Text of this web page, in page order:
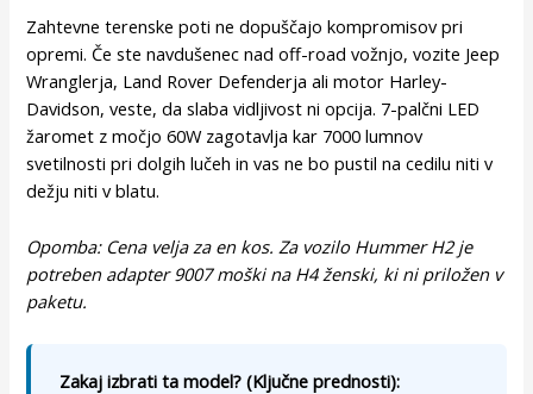
Zahtevne terenske poti ne dopuščajo kompromisov pri
opremi. Če ste navdušenec nad off-road vožnjo, vozite Jeep
Wranglerja, Land Rover Defenderja ali motor Harley-
Davidson, veste, da slaba vidljivost ni opcija. 7-palčni LED
žaromet z močjo 60W zagotavlja kar 7000 lumnov
svetilnosti pri dolgih lučeh in vas ne bo pustil na cedilu niti v
dežju niti v blatu.
Opomba: Cena velja za en kos. Za vozilo Hummer H2 je
potreben adapter 9007 moški na H4 ženski, ki ni priložen v
paketu.
Zakaj izbrati ta model? (Ključne prednosti):